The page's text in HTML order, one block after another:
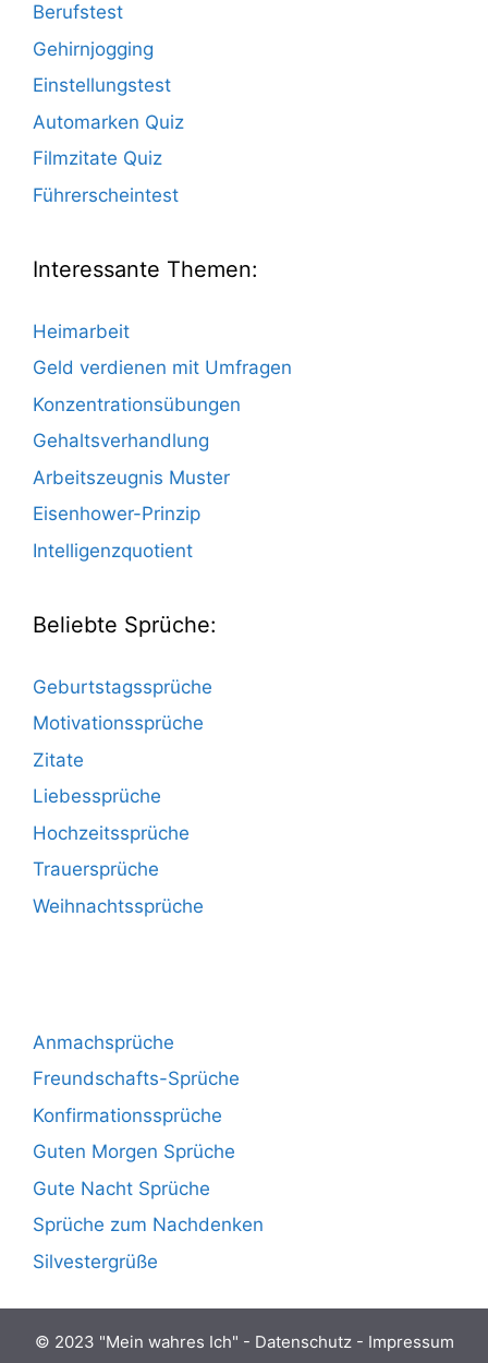
Berufstest
Gehirnjogging
Einstellungstest
Automarken Quiz
Filmzitate Quiz
Führerscheintest
Interessante Themen:
Heimarbeit
Geld verdienen mit Umfragen
Konzentrationsübungen
Gehaltsverhandlung
Arbeitszeugnis Muster
Eisenhower-Prinzip
Intelligenzquotient
Beliebte Sprüche:
Geburtstagssprüche
Motivationssprüche
Zitate
Liebessprüche
Hochzeitssprüche
Trauersprüche
Weihnachtssprüche
Anmachsprüche
Freundschafts-Sprüche
Konfirmationssprüche
Guten Morgen Sprüche
Gute Nacht Sprüche
Sprüche zum Nachdenken
Silvestergrüße
© 2023 "Mein wahres Ich" - Datenschutz- Impressum